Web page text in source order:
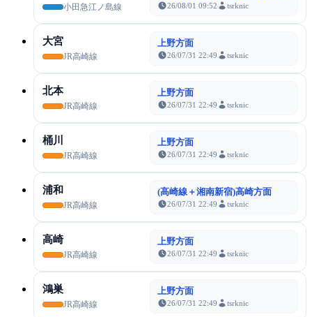
小田急江ノ島線 26/08/01 09:52 tsrknic
大宮
JR高崎線
上野方面
26/07/31 22:49 tsrknic
北本
JR高崎線
上野方面
26/07/31 22:49 tsrknic
桶川
JR高崎線
上野方面
26/07/31 22:49 tsrknic
浦和
JR高崎線
(高崎線＋湘南新宿)高崎方面
26/07/31 22:49 tsrknic
高崎
JR高崎線
上野方面
26/07/31 22:49 tsrknic
鴻巣
JR高崎線
上野方面
26/07/31 22:49 tsrknic